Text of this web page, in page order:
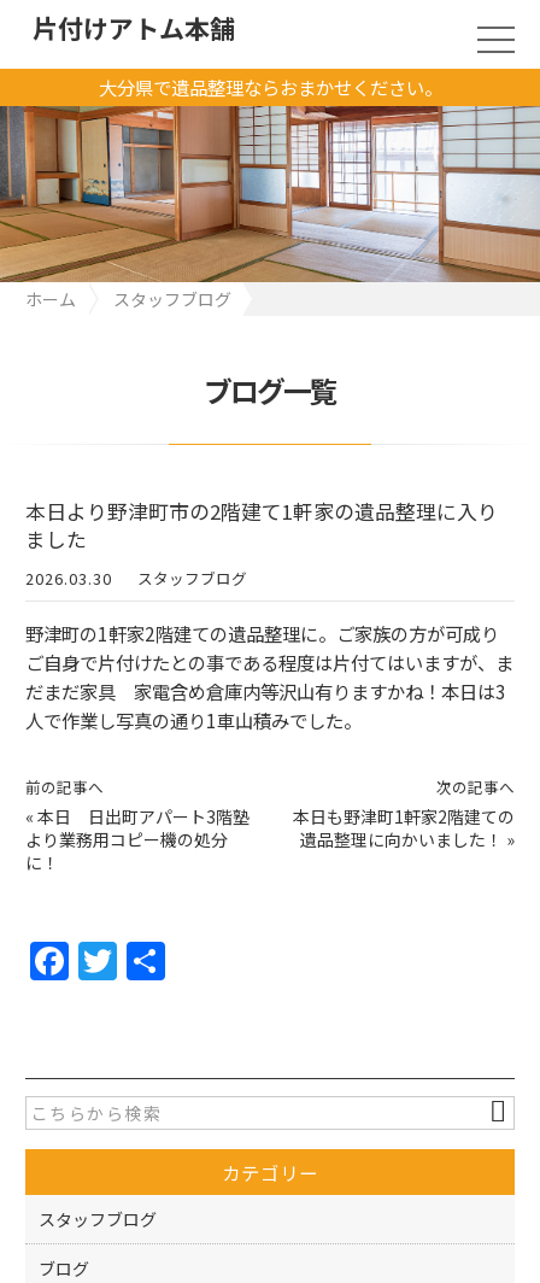
大分県で遺品整理ならおまかせください。
片付けアトム本舗
ホーム
スタッフブログ
ブログ一覧
本日より野津町市の2階建て1軒家の遺品整理に入り
ました
2026.03.30 スタッフブログ
野津町の1軒家2階建ての遺品整理に。ご家族の方が可成り
ご自身で片付けたとの事である程度は片付てはいますが、ま
だまだ家具 家電含め倉庫内等沢山有りますかね！本日は3
人で作業し写真の通り1車山積みでした。
前の記事へ
« 本日 日出町アパート3階塾
より業務用コピー機の処分
に！
次の記事へ
本日も野津町1軒家2階建ての
遺品整理に向かいました！ »
F
a
e
b
o
o
k
T
w
er
カテゴリー
スタッフブログ
ブログ